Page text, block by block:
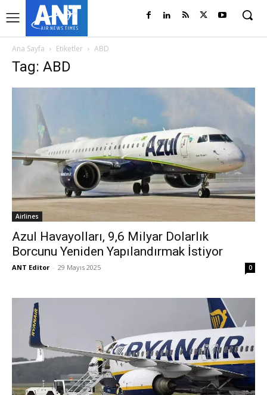
Ana Sayfa Etiketler ABD
Tag: ABD
Airlines
Azul Havayolları, 9,6 Milyar Dolarlık
Borcunu Yeniden Yapılandırmak İstiyor
ANT Editor - 29 Mayıs 2025 0